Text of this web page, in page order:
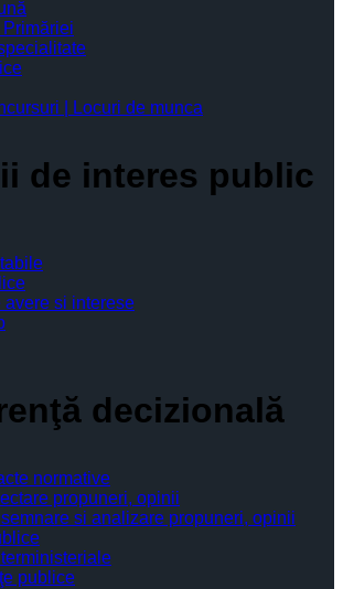
| Locuri de munca
de interes public
avere si interese
decizională
normative
propuneri, opinii
si analizare propuneri, opinii
publice